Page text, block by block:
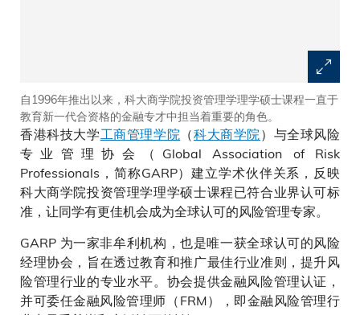
自1996年推出以来，科大商学院投资管理学理学硕士课程一直于
教育新一代合资格的金融专才中担当着重要的角色。
香港科技大学工商管理学院 （科大商学院）与全球风险
专业管理协会（Global Association of Risk
Professionals，简称GARP）建立学术伙伴关系，反映
科大商学院投资管理学理学硕士课程已符合业界认可标
准，让同学有更佳机会成为全球认可的风险管理专家。
GARP 为一家非牟利机构，也是唯一获全球认可的风险
经理协会，旨在透过教育和推广最佳行业准则，提升风
险管理行业的专业水平。协会提供金融风险管理认证，
并可委任金融风险管理师（FRM），即金融风险管理行